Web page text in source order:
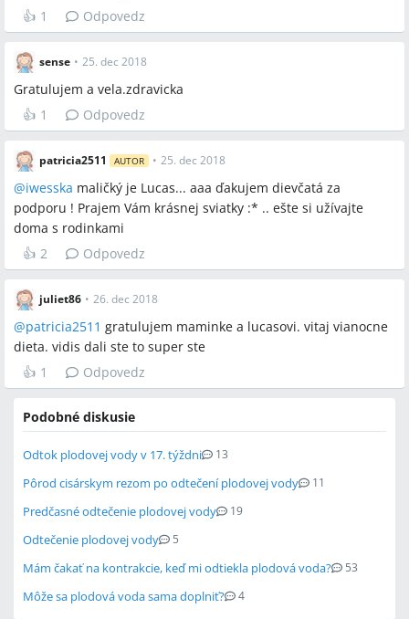
👍 1 Odpovedz
sense • 25. dec 2018
Gratulujem a vela.zdravicka
👍 1 Odpovedz
patricia2511 AUTOR • 25. dec 2018
@iwesska maličký je Lucas... aaa ďakujem dievčatá za
podporu ! Prajem Vám krásnej sviatky :* .. ešte si užívajte
doma s rodinkami
👍 2 Odpovedz
juliet86 • 26. dec 2018
@patricia2511 gratulujem maminke a lucasovi. vitaj vianocne
dieta. vidis dali ste to super ste
👍 1 Odpovedz
Podobné diskusie
Odtok plodovej vody v 17. týždni 13
Pôrod cisárskym rezom po odtečení plodovej vody 11
Predčasné odtečenie plodovej vody 19
Odtečenie plodovej vody 5
Mám čakať na kontrakcie, keď mi odtiekla plodová voda? 53
Môže sa plodová voda sama doplniť? 4